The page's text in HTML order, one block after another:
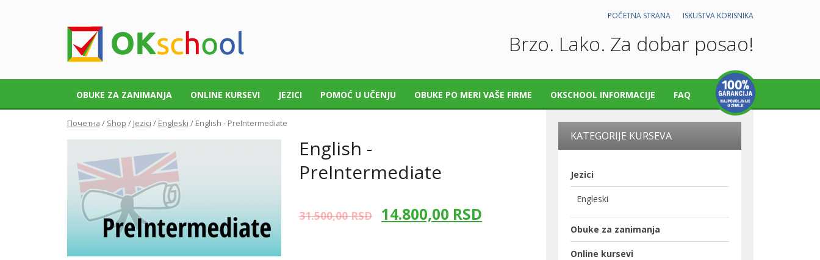
POČETNA STRANA ISKUSTVA KORISNIKA
Brzo. Lako. Za dobar posao!
OBUKE ZA ZANIMANJA ONLINE KURSEVI JEZICI POMOĆ U UČENJU OBUKE PO MERI VAŠE FIRME OKSCHOOL INFORMACIJE FAQ
Почетна / Shop / Jezici / Engleski / English - PreIntermediate
English -
PreIntermediate
31.500,00RSD 14.800,00 RSD
KATEGORIJE KURSEVA
Jezici
Engleski
Obuke za zanimanja
Online kursevi